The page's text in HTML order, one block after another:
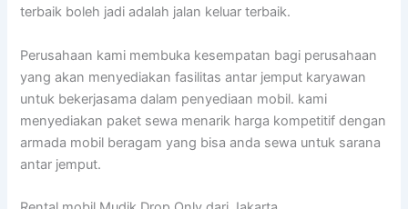
terbaik boleh jadi adalah jalan keluar terbaik.
Perusahaan kami membuka kesempatan bagi perusahaan
yang akan menyediakan fasilitas antar jemput karyawan
untuk bekerjasama dalam penyediaan mobil. kami
menyediakan paket sewa menarik harga kompetitif dengan
armada mobil beragam yang bisa anda sewa untuk sarana
antar jemput.